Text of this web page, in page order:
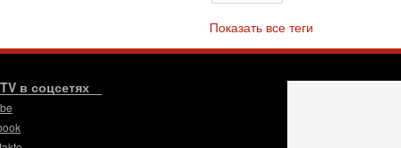
Показать все теги
в соцсетях